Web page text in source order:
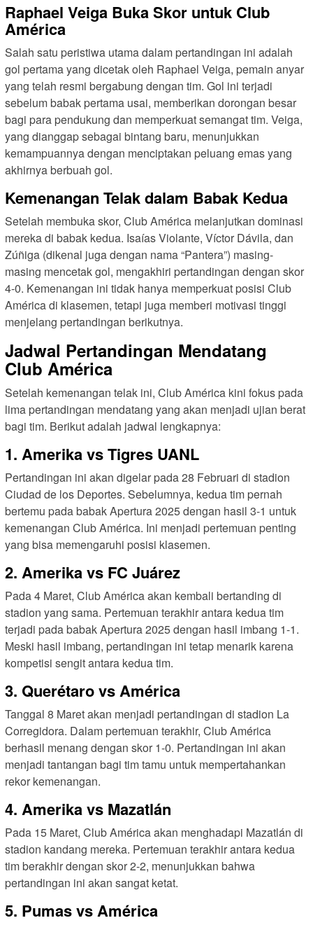
Raphael Veiga Buka Skor untuk Club
América
Salah satu peristiwa utama dalam pertandingan ini adalah
gol pertama yang dicetak oleh Raphael Veiga, pemain anyar
yang telah resmi bergabung dengan tim. Gol ini terjadi
sebelum babak pertama usai, memberikan dorongan besar
bagi para pendukung dan memperkuat semangat tim. Veiga,
yang dianggap sebagai bintang baru, menunjukkan
kemampuannya dengan menciptakan peluang emas yang
akhirnya berbuah gol.
Kemenangan Telak dalam Babak Kedua
Setelah membuka skor, Club América melanjutkan dominasi
mereka di babak kedua. Isaías Violante, Víctor Dávila, dan
Zúñiga (dikenal juga dengan nama “Pantera”) masing-
masing mencetak gol, mengakhiri pertandingan dengan skor
4-0. Kemenangan ini tidak hanya memperkuat posisi Club
América di klasemen, tetapi juga memberi motivasi tinggi
menjelang pertandingan berikutnya.
Jadwal Pertandingan Mendatang
Club América
Setelah kemenangan telak ini, Club América kini fokus pada
lima pertandingan mendatang yang akan menjadi ujian berat
bagi tim. Berikut adalah jadwal lengkapnya:
1. Amerika vs Tigres UANL
Pertandingan ini akan digelar pada 28 Februari di stadion
Ciudad de los Deportes. Sebelumnya, kedua tim pernah
bertemu pada babak Apertura 2025 dengan hasil 3-1 untuk
kemenangan Club América. Ini menjadi pertemuan penting
yang bisa memengaruhi posisi klasemen.
2. Amerika vs FC Juárez
Pada 4 Maret, Club América akan kembali bertanding di
stadion yang sama. Pertemuan terakhir antara kedua tim
terjadi pada babak Apertura 2025 dengan hasil imbang 1-1.
Meski hasil imbang, pertandingan ini tetap menarik karena
kompetisi sengit antara kedua tim.
3. Querétaro vs América
Tanggal 8 Maret akan menjadi pertandingan di stadion La
Corregidora. Dalam pertemuan terakhir, Club América
berhasil menang dengan skor 1-0. Pertandingan ini akan
menjadi tantangan bagi tim tamu untuk mempertahankan
rekor kemenangan.
4. Amerika vs Mazatlán
Pada 15 Maret, Club América akan menghadapi Mazatlán di
stadion kandang mereka. Pertemuan terakhir antara kedua
tim berakhir dengan skor 2-2, menunjukkan bahwa
pertandingan ini akan sangat ketat.
5. Pumas vs América